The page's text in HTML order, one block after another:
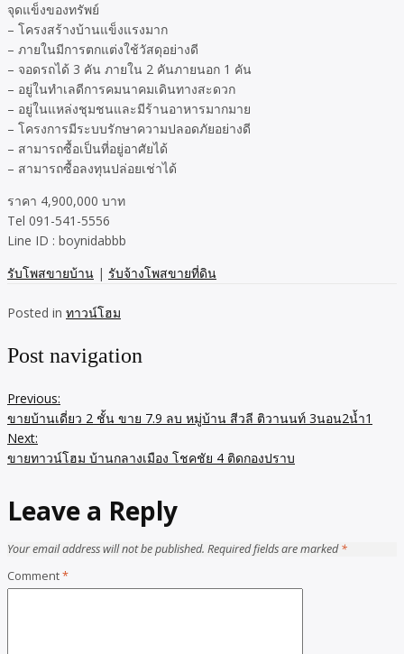
จุดแข็งของทรัพย์
– โครงสร้างบ้านแข็งแรงมาก
– ภายในมีการตกแต่งใช้วัสดุอย่างดี
– จอดรถได้ 3 คัน ภายใน 2 คันภายนอก 1 คัน
– อยู่ในทำเลดีการคมนาคมเดินทางสะดวก
– อยู่ในแหล่งชุมชนและมีร้านอาหารมากมาย
– โครงการมีระบบรักษาความปลอดภัยอย่างดี
– สามารถซื้อเป็นที่อยู่อาศัยได้
– สามารถซื้อลงทุนปล่อยเช่าได้
ราคา 4,900,000 บาท
Tel 091-541-5556
Line ID : boynidabbb
รับโพสขายบ้าน | รับจ้างโพสขายที่ดิน
Posted in ทาวน์โฮม
Post navigation
Previous:
ขายบ้านเดี่ยว 2 ชั้น ขาย 7.9 ลบ หมู่บ้าน สีวลี ติวานนท์ 3นอน2น้ำ1
Next:
ขายทาวน์โฮม บ้านกลางเมือง โชคชัย 4 ติดกองปราบ
Leave a Reply
Your email address will not be published. Required fields are marked*
Comment*